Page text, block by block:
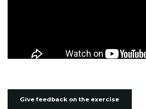
Give feedback on the exercise